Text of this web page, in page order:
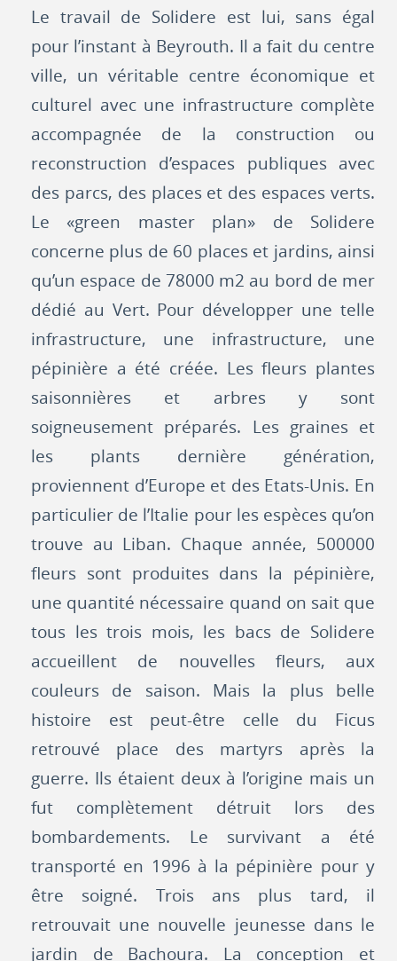
Le travail de Solidere est lui, sans égal
pour l’instant à Beyrouth. Il a fait du centre
ville, un véritable centre économique et
culturel avec une infrastructure complète
accompagnée de la construction ou
reconstruction d’espaces publiques avec
des parcs, des places et des espaces verts.
Le «green master plan» de Solidere
concerne plus de 60 places et jardins, ainsi
qu’un espace de 78000 m2 au bord de mer
dédié au Vert. Pour développer une telle
infrastructure, une infrastructure, une
pépinière a été créée. Les fleurs plantes
saisonnières et arbres y sont
soigneusement préparés. Les graines et
les plants dernière génération,
proviennent d’Europe et des Etats-Unis. En
particulier de l’Italie pour les espèces qu’on
trouve au Liban. Chaque année, 500000
fleurs sont produites dans la pépinière,
une quantité nécessaire quand on sait que
tous les trois mois, les bacs de Solidere
accueillent de nouvelles fleurs, aux
couleurs de saison. Mais la plus belle
histoire est peut-être celle du Ficus
retrouvé place des martyrs après la
guerre. Ils étaient deux à l’origine mais un
fut complètement détruit lors des
bombardements. Le survivant a été
transporté en 1996 à la pépinière pour y
être soigné. Trois ans plus tard, il
retrouvait une nouvelle jeunesse dans le
jardin de Bachoura. La conception et